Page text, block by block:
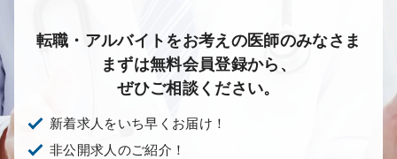
転職・アルバイトをお考えの医師のみなさま
まずは無料会員登録から、
ぜひご相談ください。
新着求人をいち早くお届け！
非公開求人のご紹介！